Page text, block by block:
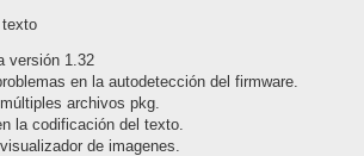
texto
versión 1.32
en la autodetección del firmware.
archivos pkg.
la codificación del texto.
de imagenes.